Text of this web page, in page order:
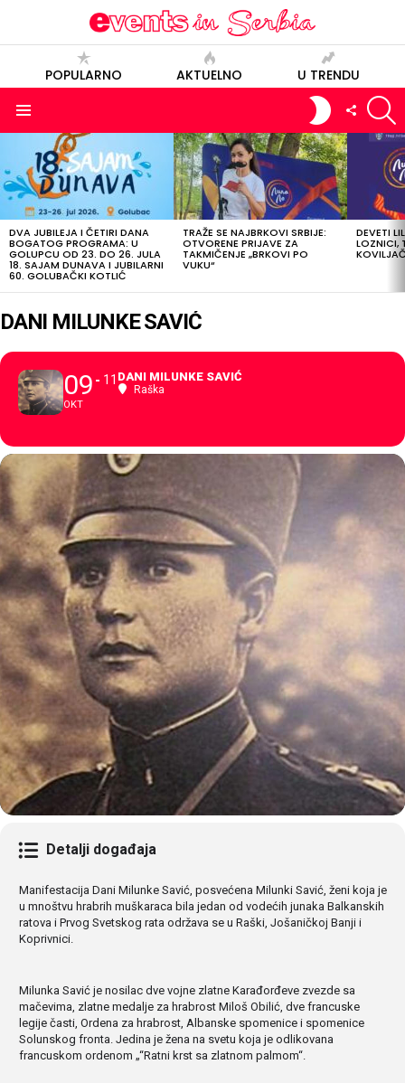
POPULARNO AKTUELNO U TRENDU
SWITCH
SKIN
FOLLOW
US
POSLEDNJE
OBJAVE
DVA JUBILEJA I ČETIRI DANA
BOGATOG PROGRAMA: U
GOLUPCU OD 23. DO 26. JULA
18. SAJAM DUNAVA I JUBILARNI
60. GOLUBAČKI KOTLIĆ
TRAŽE SE NAJBRKOVI SRBIJE:
OTVORENE PRIJAVE ZA
TAKMIČENJE „BRKOVI PO
VUKU“
DEVETI
LOZNICI,
DANI MILUNKE SAVIĆ
09
OKT
11 DANI MILUNKE SAVIĆ
Raška
Detalji događaja
Manifestacija Dani Milunke Savić, posvećena Milunki Savić, ženi koja je
u mnoštvu hrabrih muškaraca bila jedan od vodećih junaka Balkanskih
ratova i Prvog Svetskog rata održava se u Raški, Jošaničkoj Banji i
Koprivnici.
Milunka Savić je nosilac dve vojne zlatne Karađorđeve zvezde sa
mačevima, zlatne medalje za hrabrost Miloš Obilić, dve francuske
legije časti, Ordena za hrabrost, Albanske spomenice i spomenice
Solunskog fronta. Jedina je žena na svetu koja je odlikovana
francuskom ordenom „“Ratni krst sa zlatnom palmom“.